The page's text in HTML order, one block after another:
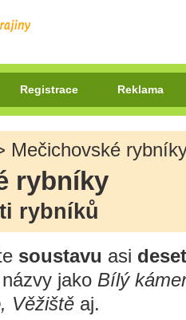
Registrace Reklama
Mečichovské
rybníky
rybníků
soustavu asi
jako Bílý
Věžiště aj.